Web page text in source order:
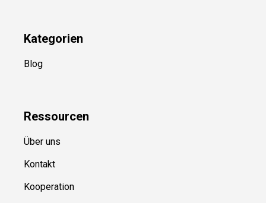
Kategorien
Blog
Ressourcen
Über uns
Kontakt
Kooperation